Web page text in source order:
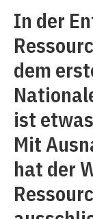
In der
dem
ist
Mit
hat der